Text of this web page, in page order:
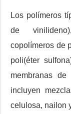
Los polímeros
de
copolímeros de
poli(éter
membranas
incluyen
celulosa, nailon